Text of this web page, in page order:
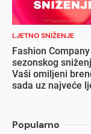
LJETNO SNIŽENJE
Fashion
sezonskog
Vaši omiljeni
sada uz najveće
Popularno